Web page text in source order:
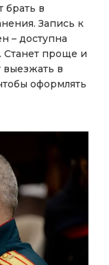
брать в
Запись к
– доступна
Станет проще и
выезжать в
оформлять